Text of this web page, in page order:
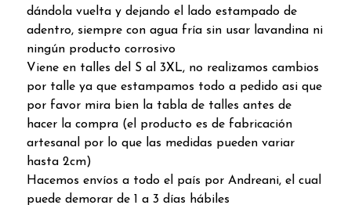
dándola vuelta y dejando el lado estampado de
adentro, siempre con agua fría sin usar lavandina ni
ningún producto corrosivo
Viene en talles del S al 3XL, no realizamos cambios
por talle ya que estampamos todo a pedido asi que
por favor mira bien la tabla de talles antes de
hacer la compra (el producto es de fabricación
artesanal por lo que las medidas pueden variar
hasta 2cm)
Hacemos envíos a todo el país por Andreani, el cual
puede demorar de 1 a 3 días hábiles